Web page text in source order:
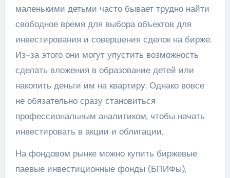
маленькими детьми часто бывает трудно найти
свободное время для выбора объектов для
инвестирования и совершения сделок на бирже.
Из-за этого они могут упустить возможность
сделать вложения в образование детей или
накопить деньги им на квартиру. Однако вовсе
не обязательно сразу становиться
профессиональным аналитиком, чтобы начать
инвестировать в акции и облигации.
На фондовом рынке можно купить биржевые
паевые инвестиционные фонды (БПИФы),